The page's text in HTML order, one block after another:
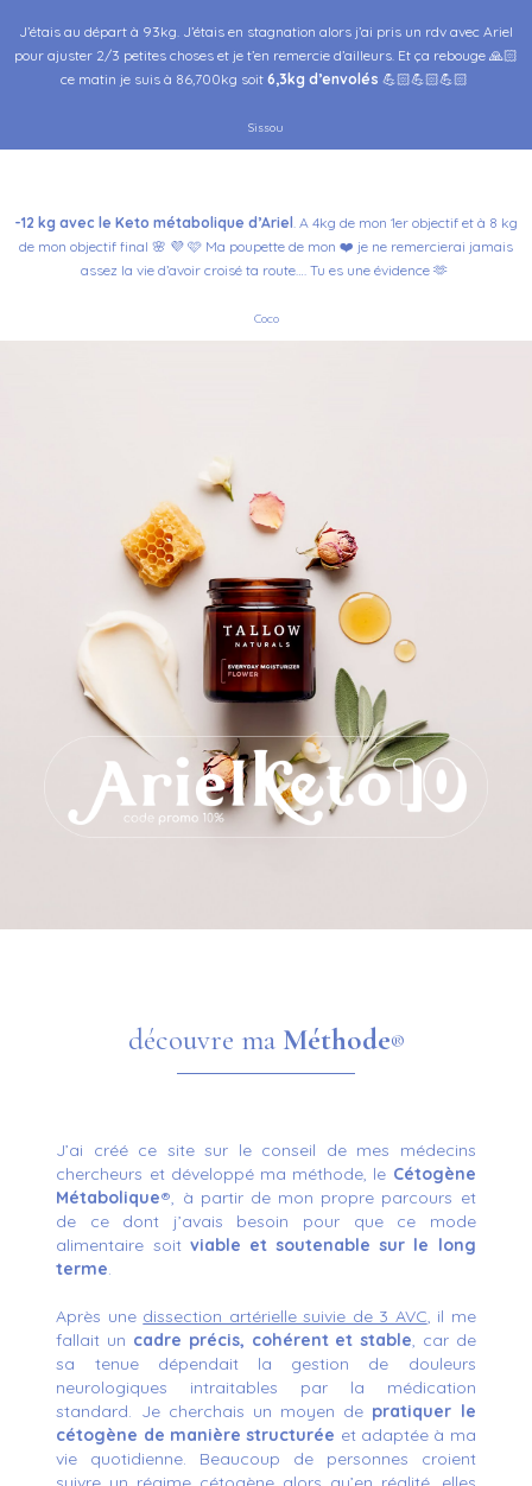
J’étais au départ à 93kg. J’étais en stagnation alors j’ai pris un rdv avec Ariel
pour ajuster 2/3 petites choses et je t’en remercie d’ailleurs. Et ça rebouge 🙏🏻
ce matin je suis à 86,700kg soit 6,3kg d’envolés 💪🏻💪🏻💪🏻
Sissou
-12 kg avec le Keto métabolique d’Ariel . A 4kg de mon 1er objectif et à 8 kg
de mon objectif final 🌸 💜 🩷 Ma poupette de mon ❤️ je ne remercierai jamais
assez la vie d’avoir croisé ta route…. Tu es une évidence 🫶
Coco
découvre ma Méthode®
J’ai créé ce site sur le conseil de mes médecins
chercheurs et développé ma méthode, le Cétogène
Métabolique®, à partir de mon propre parcours et
de ce dont j’avais besoin pour que ce mode
alimentaire soit viable et soutenable sur le long
terme.
Après une dissection artérielle suivie de 3 AVC, il me
fallait un cadre précis, cohérent et stable, car de
sa tenue dépendait la gestion de douleurs
neurologiques intraitables par la médication
standard. Je cherchais un moyen de pratiquer le
cétogène de manière structurée et adaptée à ma
vie quotidienne. Beaucoup de personnes croient